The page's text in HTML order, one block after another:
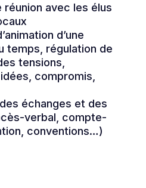
réunion avec les élus
d’une
temps, régulation de
tensions,
compromis,
échanges et des
verbal, compte-
conventions…)